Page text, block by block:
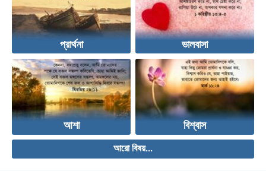
প্রার্থনা ভালবাসা
আশা বিশ্বাস
আরো বিষয়...